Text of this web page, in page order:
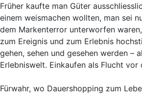
Früher kaufte man Güter
einem weismachen wollten, man sei
dem Markenterror unterworfen
zum Ereignis und zum Erlebnis
gehen, sehen und gesehen werden –
Erlebniswelt. Einkaufen als Flucht vor
Fürwahr, wo Dauershopping zum